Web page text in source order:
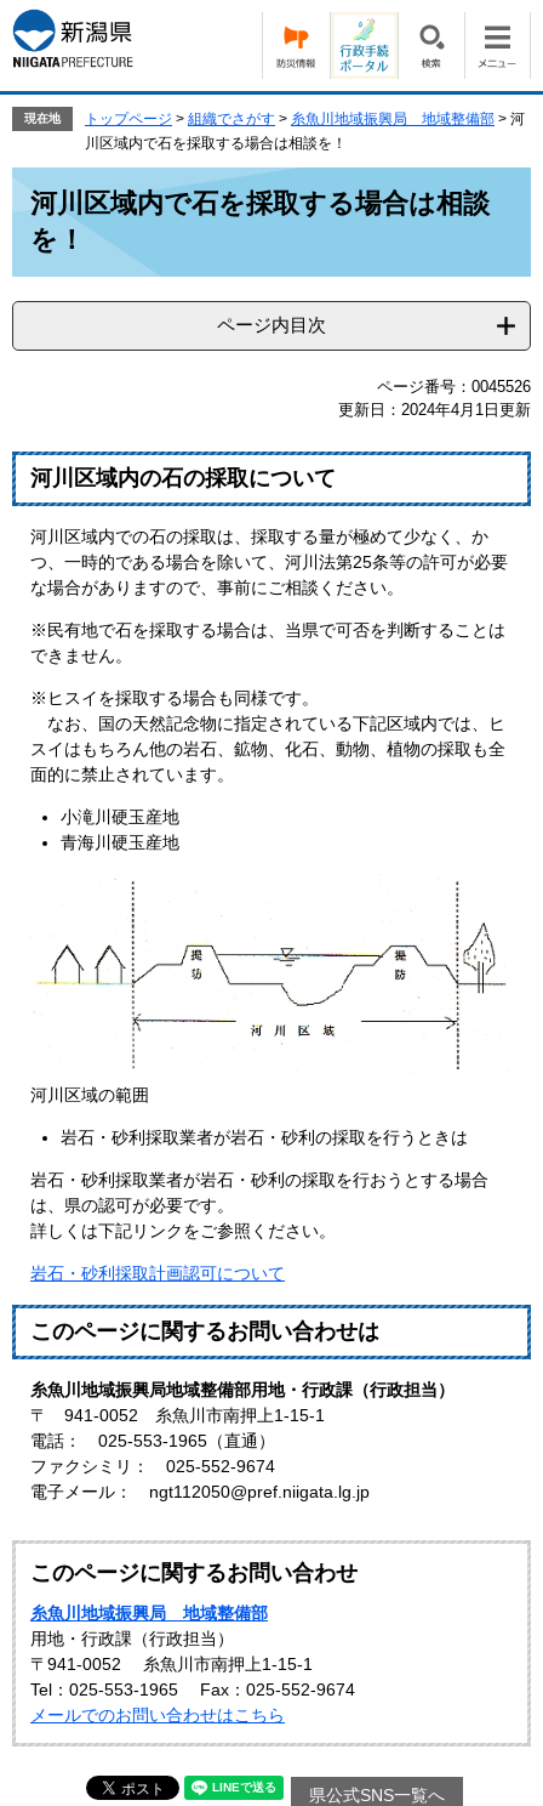
ー
ジ
の
で
す。
ニ
ュ
ー
ば
現在地 トップページ > 組織でさがす > 糸魚川地域振興局 地域整備部 > 河
川区域内で石を採取する場合は相談を！
河川区域内で石を採取する場合は相談
を！
ページ内目次
ページ番号：0045526
更新日：2024年4月1日更新
河川区域内の石の採取について
河川区域内での石の採取は、採取する量が極めて少なく、か
つ、一時的である場合を除いて、河川法第25条等の許可が必要
な場合がありますので、事前にご相談ください。
※民有地で石を採取する場合は、当県で可否を判断することは
できません。
※ヒスイを採取する場合も同様です。
なお、国の天然記念物に指定されている下記区域内では、ヒ
スイはもちろん他の岩石、鉱物、化石、動物、植物の採取も全
面的に禁止されています。
小滝川硬玉産地
青海川硬玉産地
河川区域の範囲
岩石・砂利採取業者が岩石・砂利の採取を行うときは
岩石・砂利採取業者が岩石・砂利の採取を行おうとする場合
は、県の認可が必要です。
詳しくは下記リンクをご参照ください。
岩石・砂利採取計画認可について
このページに関するお問い合わせは
糸魚川地域振興局地域整備部用地・行政課（行政担当）
〒 941-0052 糸魚川市南押上1-15-1
電話： 025-553-1965（直通）
ファクシミリ： 025-552-9674
電子メール： ngt112050@pref.niigata.lg.jp
このページに関するお問い合わせ
糸魚川地域振興局 地域整備部
用地・行政課（行政担当）
〒941-0052
糸魚川市南押上1-15-1
Tel：025-553-1965
Fax：025-552-9674
メールでのお問い合わせはこちら
県公式SNS一覧へ